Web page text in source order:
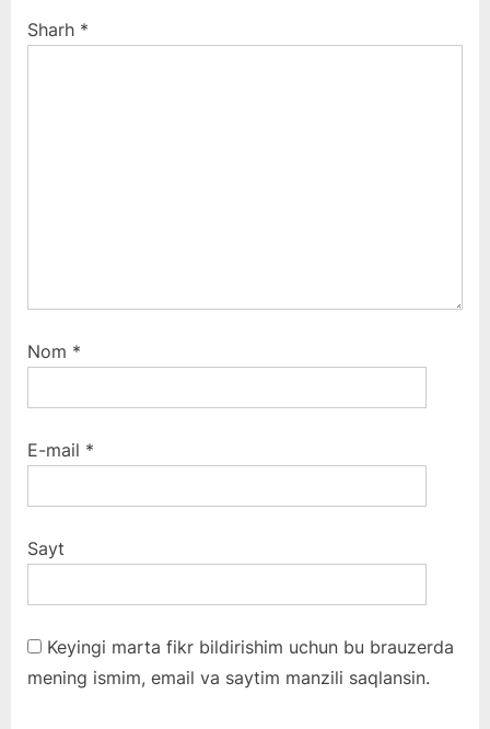
o
:
Sharh *
Nom *
E-mail *
Sayt
Keyingi marta fikr bildirishim uchun bu brauzerda
mening ismim, email va saytim manzili saqlansin.